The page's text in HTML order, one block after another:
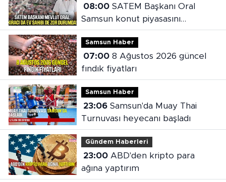
08:00SATEM Başkanı Oral
Samsun konut piyasasını
değerlendirdi
Samsun Haber
07:008 Ağustos 2026 güncel
fındık fiyatları
Samsun Haber
23:06Samsun'da Muay Thai
Turnuvası heyecanı başladı
Gündem Haberleri
23:00ABD'den kripto para
ağına yaptırım